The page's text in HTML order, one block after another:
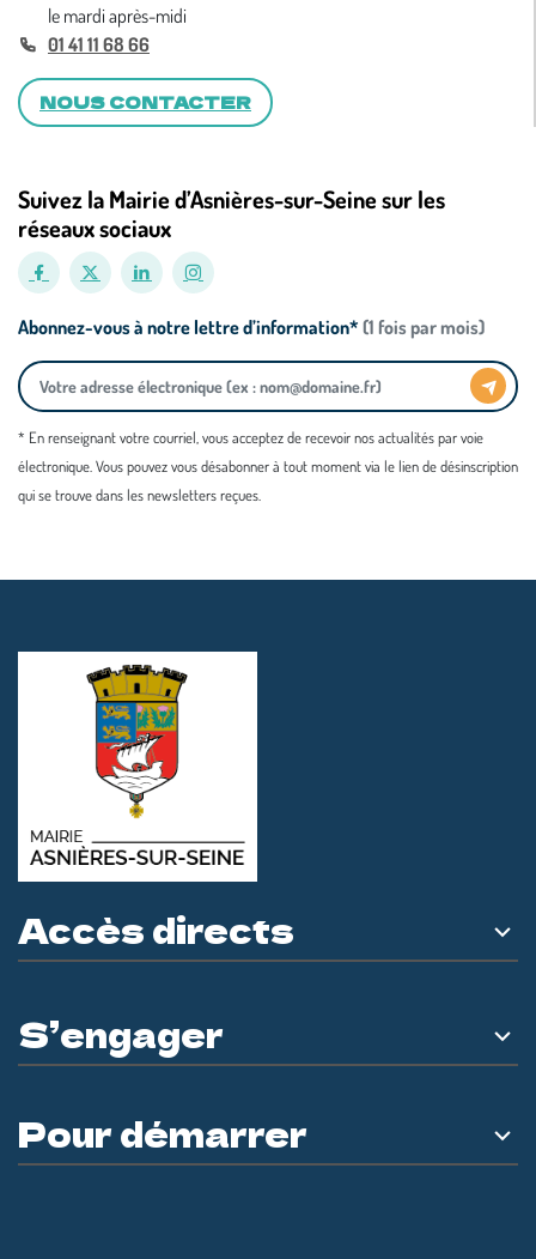
le mardi après-midi
01 41 11 68 66
NOUS CONTACTER
Suivez la Mairie d’Asnières-sur-Seine sur les
réseaux sociaux
Abonnez-vous à notre lettre d’information* (1 fois par mois)
* En renseignant votre courriel, vous acceptez de recevoir nos actualités par voie
électronique. Vous pouvez vous désabonner à tout moment via le lien de désinscription
qui se trouve dans les newsletters reçues.
Accès directs
S’engager
Pour démarrer